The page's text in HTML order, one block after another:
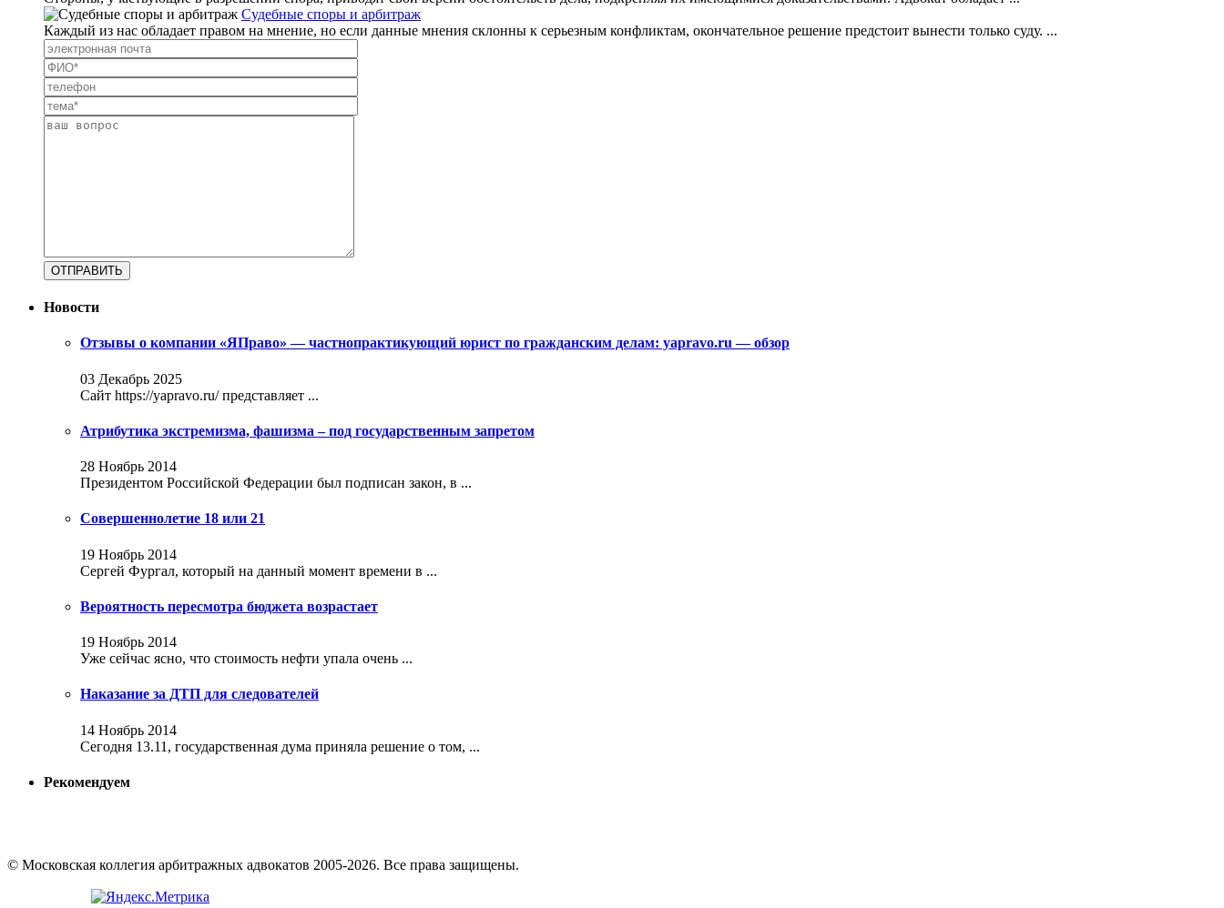
Судебные споры и арбитраж
Каждый из нас обладает правом на мнение, но если данные мнения склонны к серьезным конфликтам, окончательное решение предстоит вынести только суду. ...
Новости
Отзывы о компании «ЯПраво» — частнопрактикующий юрист по гражданским делам: yapravo.ru — обзор
03 Декабрь 2025
Сайт https://yapravo.ru/ представляет ...
Атрибутика экстремизма, фашизма – под государственным запретом
28 Ноябрь 2014
Президентом Российской Федерации был подписан закон, в ...
Совершеннолетие 18 или 21
19 Ноябрь 2014
Сергей Фургал, который на данный момент времени в ...
Вероятность пересмотра бюджета возрастает
19 Ноябрь 2014
Уже сейчас ясно, что стоимость нефти упала очень ...
Наказание за ДТП для следователей
14 Ноябрь 2014
Сегодня 13.11, государственная дума приняла решение о том, ...
Рекомендуем
© Московская коллегия арбитражных адвокатов 2005-2026. Все права защищены.